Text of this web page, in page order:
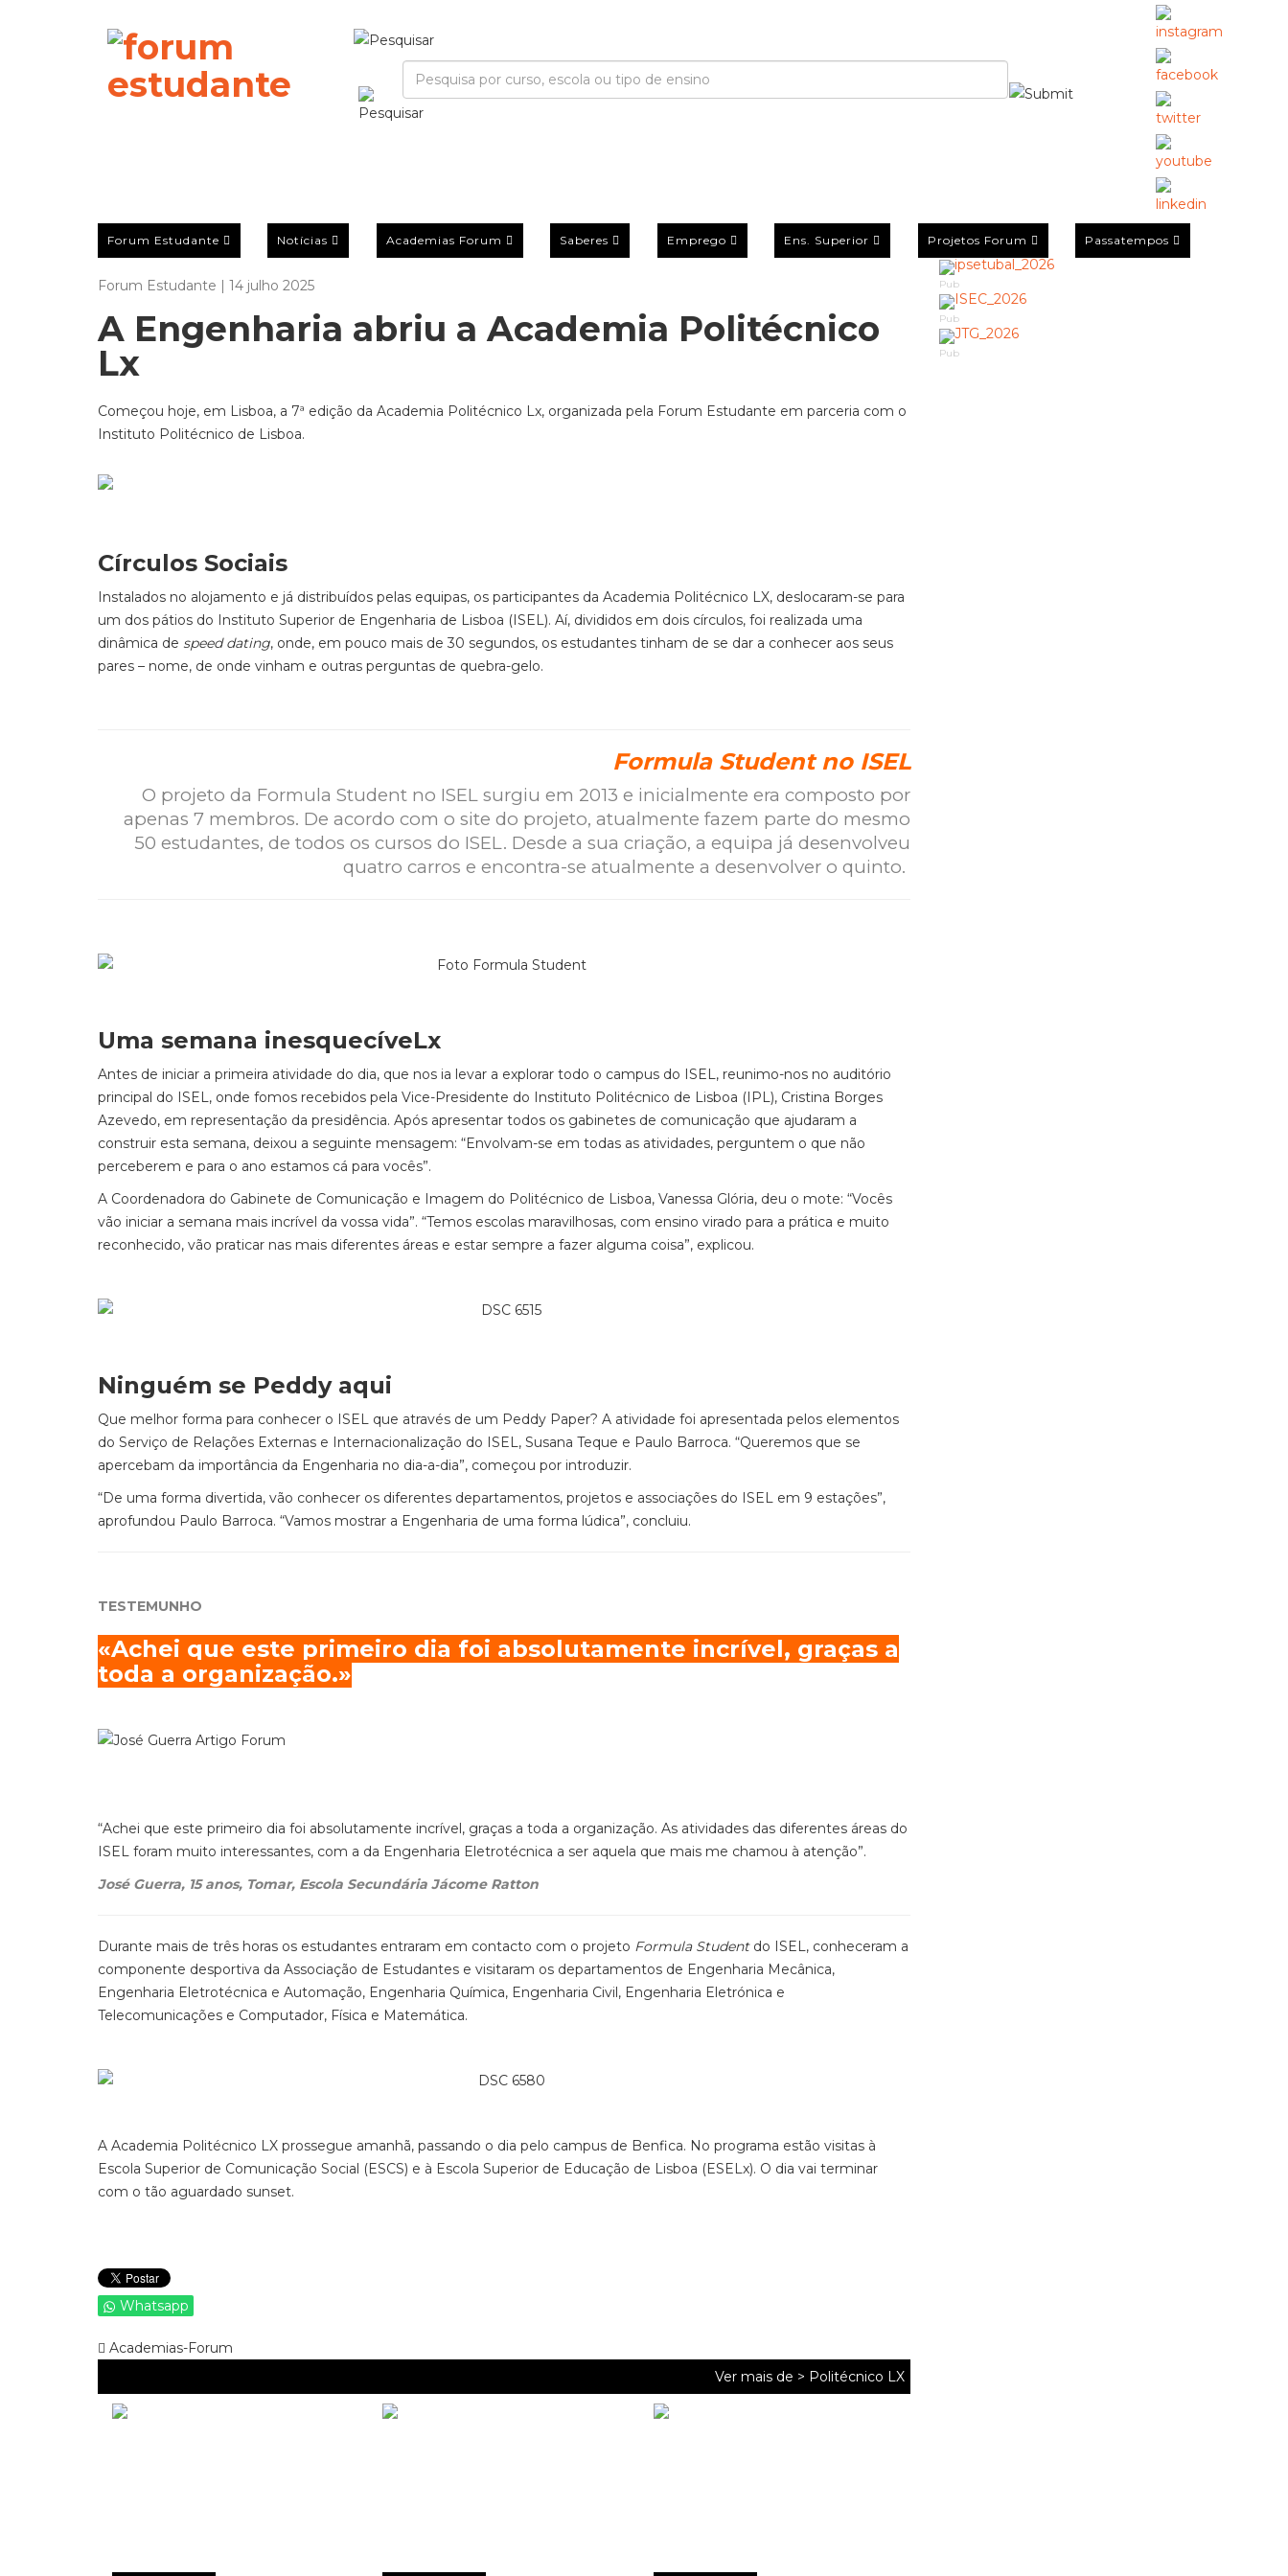
Forum Estudante Notícias Academias Forum Saberes Emprego Ens. Superior Projetos Forum Passatempos
Forum Estudante | 14 julho 2025
A Engenharia abriu a Academia Politécnico
Lx
Começou hoje, em Lisboa, a 7ª edição da Academia Politécnico Lx, organizada pela Forum Estudante em parceria com o
Instituto Politécnico de Lisboa.
Círculos Sociais
Instalados no alojamento e já distribuídos pelas equipas, os participantes da Academia Politécnico LX, deslocaram-se para
um dos pátios do Instituto Superior de Engenharia de Lisboa (ISEL). Aí, divididos em dois círculos, foi realizada uma
dinâmica de speed dating, onde, em pouco mais de 30 segundos, os estudantes tinham de se dar a conhecer aos seus
pares – nome, de onde vinham e outras perguntas de quebra-gelo.
Formula Student no ISEL
O projeto da Formula Student no ISEL surgiu em 2013 e inicialmente era composto por
apenas 7 membros. De acordo com o site do projeto, atualmente fazem parte do mesmo
50 estudantes, de todos os cursos do ISEL. Desde a sua criação, a equipa já desenvolveu
quatro carros e encontra-se atualmente a desenvolver o quinto.
Uma semana inesquecíveLx
Antes de iniciar a primeira atividade do dia, que nos ia levar a explorar todo o campus do ISEL, reunimo-nos no auditório
principal do ISEL, onde fomos recebidos pela Vice-Presidente do Instituto Politécnico de Lisboa (IPL), Cristina Borges
Azevedo, em representação da presidência. Após apresentar todos os gabinetes de comunicação que ajudaram a
construir esta semana, deixou a seguinte mensagem: “Envolvam-se em todas as atividades, perguntem o que não
perceberem e para o ano estamos cá para vocês”.
A Coordenadora do Gabinete de Comunicação e Imagem do Politécnico de Lisboa, Vanessa Glória, deu o mote: “Vocês
vão iniciar a semana mais incrível da vossa vida”. “Temos escolas maravilhosas, com ensino virado para a prática e muito
reconhecido, vão praticar nas mais diferentes áreas e estar sempre a fazer alguma coisa”, explicou.
Ninguém se Peddy aqui
Que melhor forma para conhecer o ISEL que através de um Peddy Paper? A atividade foi apresentada pelos elementos
do Serviço de Relações Externas e Internacionalização do ISEL, Susana Teque e Paulo Barroca. “Queremos que se
apercebam da importância da Engenharia no dia-a-dia”, começou por introduzir.
“De uma forma divertida, vão conhecer os diferentes departamentos, projetos e associações do ISEL em 9 estações”,
aprofundou Paulo Barroca. “Vamos mostrar a Engenharia de uma forma lúdica”, concluiu.
TESTEMUNHO
«Achei que este primeiro dia foi absolutamente incrível, graças a
toda a organização.»
“Achei que este primeiro dia foi absolutamente incrível, graças a toda a organização. As atividades das diferentes áreas do
ISEL foram muito interessantes, com a da Engenharia Eletrotécnica a ser aquela que mais me chamou à atenção”.
José Guerra, 15 anos, Tomar, Escola Secundária Jácome Ratton
Durante mais de três horas os estudantes entraram em contacto com o projeto Formula Studentdo ISEL, conheceram a
componente desportiva da Associação de Estudantes e visitaram os departamentos de Engenharia Mecânica,
Engenharia Eletrotécnica e Automação, Engenharia Química, Engenharia Civil, Engenharia Eletrónica e
Telecomunicações e Computador, Física e Matemática.
A Academia Politécnico LX prossegue amanhã, passando o dia pelo campus de Benfica. No programa estão visitas à
Escola Superior de Comunicação Social (ESCS) e à Escola Superior de Educação de Lisboa (ESELx). O dia vai terminar
com o tão aguardado sunset.
Whatsapp
Academias-Forum
Ver mais de > Politécnico LX
Pub
Pub
Pub